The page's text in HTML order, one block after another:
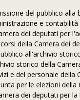
del pubblico alla
e
dei deputati per
della Camera dei
all'archivio
storico della
e del personale della
per le elezioni della
dei deputati per